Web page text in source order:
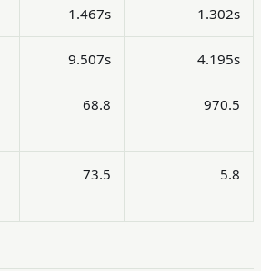
1.467s 1.302s
9.507s 4.195s
68.8 970.5
73.5 5.8